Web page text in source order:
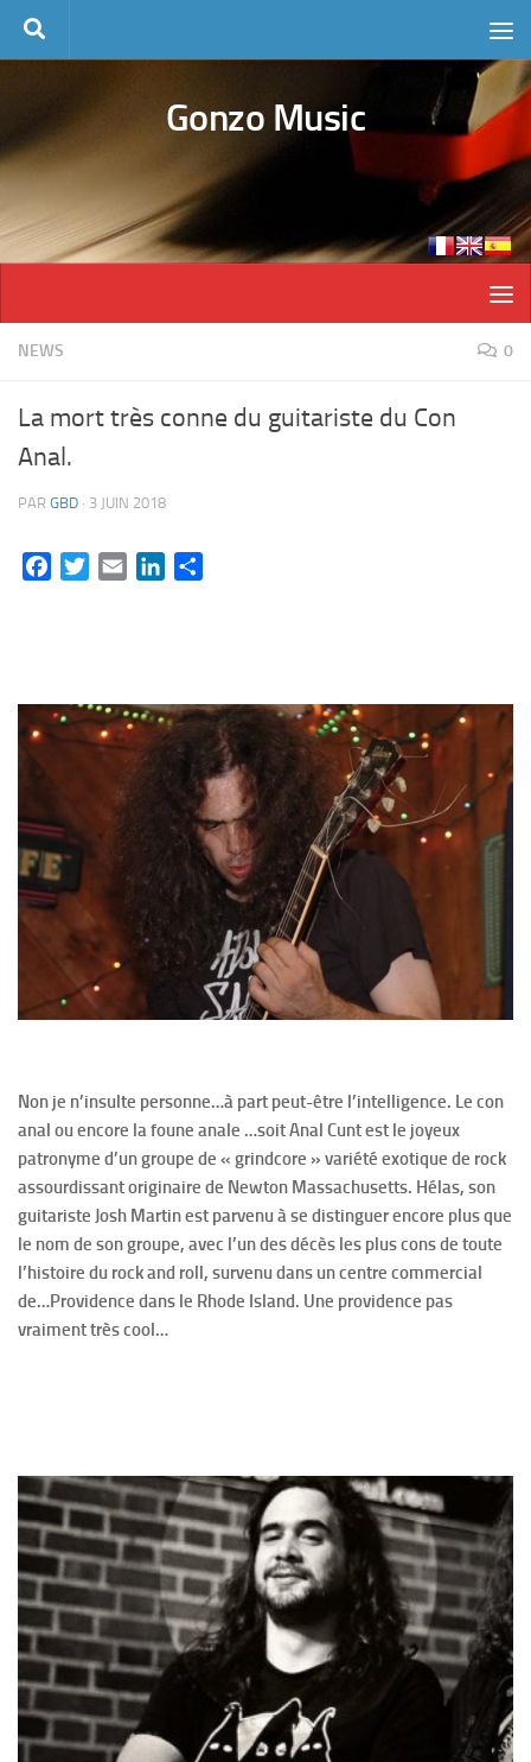
Skip to content
Gonzo Music
NEWS 0
La mort très conne du guitariste du Con
Anal.
PAR GBD · 3 JUIN 2018
FacebookTwitterEmail LinkedIn
Non je n’insulte personne…à part peut-être l’intelligence. Le con
anal ou encore la foune anale …soit Anal Cunt est le joyeux
patronyme d’un groupe de « grindcore » variété exotique de rock
assourdissant originaire de Newton Massachusetts. Hélas, son
guitariste Josh Martin est parvenu à se distinguer encore plus que
le nom de son groupe, avec l’un des décès les plus cons de toute
l’histoire du rock and roll, survenu dans un centre commercial
de…Providence dans le Rhode Island. Une providence pas
vraiment très cool…